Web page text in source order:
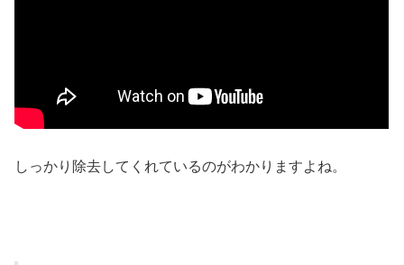
しっかり除去してくれているのがわかりますよね。